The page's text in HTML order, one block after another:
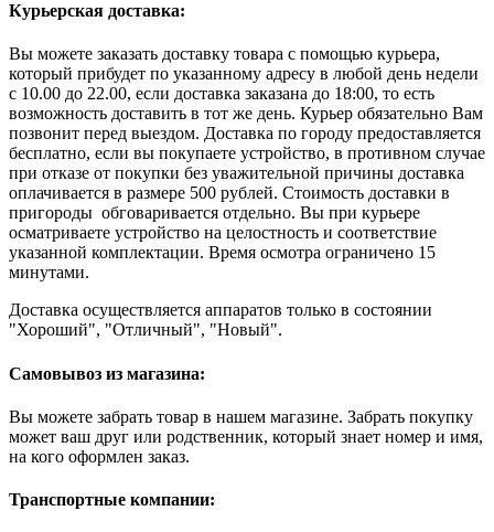
Курьерская доставка:
Вы можете заказать доставку товара с помощью курьера,
который прибудет по указанному адресу в любой день недели
с 10.00 до 22.00, если доставка заказана до 18:00, то есть
возможность доставить в тот же день. Курьер обязательно Вам
позвонит перед выездом. Доставка по городу предоставляется
бесплатно, если вы покупаете устройство, в противном случае
при отказе от покупки без уважительной причины доставка
оплачивается в размере 500 рублей. Стоимость доставки в
пригороды обговаривается отдельно. Вы при курьере
осматриваете устройство на целостность и соответствие
указанной комплектации. Время осмотра ограничено 15
минутами.
Доставка осуществляется аппаратов только в состоянии
"Хороший", "Отличный", "Новый".
Самовывоз из магазина:
Вы можете забрать товар в нашем магазине. Забрать покупку
может ваш друг или родственник, который знает номер и имя,
на кого оформлен заказ.
Транспортные компании: